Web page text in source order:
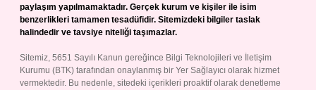
paylaşım yapılmamaktadır. Gerçek kurum ve kişiler ile isim
benzerlikleri tamamen tesadüfidir. Sitemizdeki bilgiler taslak
halindedir ve tavsiye niteliği taşımazlar.
Sitemiz, 5651 Sayılı Kanun gereğince Bilgi Teknolojileri ve İletişim
Kurumu (BTK) tarafından onaylanmış bir Yer Sağlayıcı olarak hizmet
vermektedir. Bu nedenle, sitedeki içerikleri proaktif olarak denetleme